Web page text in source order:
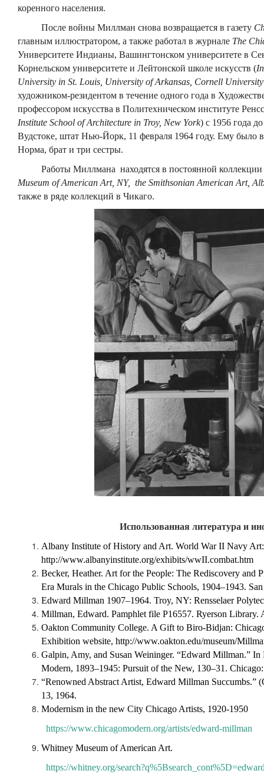
коренного населения.
После войны Миллман снова возвращается в газету
главным иллюстратором, а также работал в журнале The
Университете Индианы, Вашингтонском университете в
Корнельском университете и Лейтонской школе искусств (
University in St. Louis, University of Arkansas, Cornell
художником-резидентом в течение одного года в
профессором искусства в Политехническом институте
Institute School of Architecture in Troy, New York) с 1956 года
Вудстоке, штат Нью-Йорк, 11 февраля 1964 году. Ему было
Норма, брат и три сестры.
Работы Миллмана находятся в постоянной коллекции
Museum of American Art, NY, the Smithsonian American Art,
также в ряде коллекций в Чикаго.
Использованная литература и
Albany Institute of History and Art. World War II Navy
http://www.albanyinstitute.org/exhibits/wwII.combat.htm
Becker, Heather. Art for the People: The Rediscovery and
Era Murals in the Chicago Public Schools, 1904–1943.
Edward Millman 1907–1964. Troy, NY: Rensselaer
Millman, Edward. Pamphlet file P16557. Ryerson Library.
Oakton Community College. A Gift to Biro-Bidjan:
Exhibition website, http://www.oakton.edu/museum/
Galpin, Amy, and Susan Weininger. “Edward Millman.”
Modern, 1893–1945: Pursuit of the New, 130–31.
“Renowned Abstract Artist, Edward Millman Succumbs.”
13, 1964.
Modernism in the new City Chicago Artists, 1920-1950
https://www.chicagomodern.org/artists/edward-millman
Whitney Museum of American Art.
https://whitney.org/